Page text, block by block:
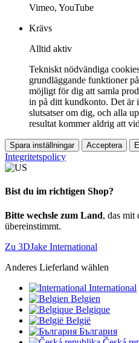
Vimeo, YouTube
Krävs
Alltid aktiv
Tekniskt nödvändiga
grundläggande funktioner
möjligt för dig att samla
in på ditt kundkonto. Det är
slutsatser om dig, och alla
resultat kommer aldrig att
Spara inställningar Acceptera
Integritetspolicy
Bist du im richtigen Shop?
Bitte wechsle zum Land, das mit
übereinstimmt.
Zu 3DJake International
Anderes Lieferland wählen
International
Belgien
Belgique
België
България